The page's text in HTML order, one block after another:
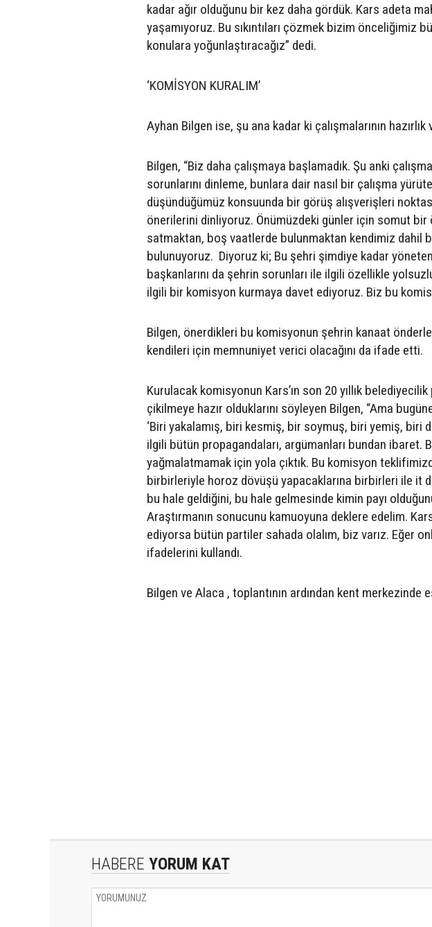
kadar ağır olduğunu bir kez daha gördük. Kars adeta
yaşamıyoruz. Bu sıkıntıları çözmek bizim önceliğimiz
konulara yoğunlaştıracağız” dedi.
‘KOMİSYON KURALIM’
Ayhan Bilgen ise, şu ana kadar ki çalışmalarının
Bilgen, “Biz daha çalışmaya başlamadık. Şu anki
sorunlarını dinleme, bunlara dair nasıl bir çalışma
düşündüğümüz konsuunda bir görüş alışverişleri
önerilerini dinliyoruz. Önümüzdeki günler için somut
satmaktan, boş vaatlerde bulunmaktan kendimiz dahil
bulunuyoruz. Diyoruz ki; Bu şehri şimdiye kadar
başkanlarını da şehrin sorunları ile ilgili özellikle
ilgili bir komisyon kurmaya davet ediyoruz. Biz bu
Bilgen, önerdikleri bu komisyonun şehrin kanaat
kendileri için memnuniyet verici olacağını da ifade etti.
Kurulacak komisyonun Kars’ın son 20 yıllık
çikilmeye hazır olduklarını söyleyen Bilgen, “Ama
‘Biri yakalamış, biri kesmiş, bir soymuş, biri yemiş, biri
ilgili bütün propagandaları, argümanları bundan ibaret.
yağmalatmamak için yola çıktık. Bu komisyon
birbirleriyle horoz dövüşü yapacaklarına birbirleri ile it
bu hale geldiğini, bu hale gelmesinde kimin payı
Araştırmanın sonucunu kamuoyuna deklere edelim.
ediyorsa bütün partiler sahada olalım, biz varız. Eğer
ifadelerini kullandı.
Bilgen ve Alaca , toplantının ardından kent
HABERE YORUM KAT